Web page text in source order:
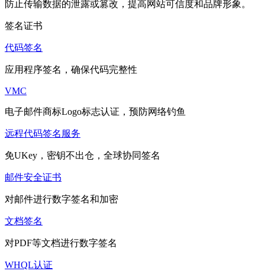
防止传输数据的泄露或篡改，提高网站可信度和品牌形象。
签名证书
代码签名
应用程序签名，确保代码完整性
VMC
电子邮件商标Logo标志认证，预防网络钓鱼
远程代码签名服务
免UKey，密钥不出仓，全球协同签名
邮件安全证书
对邮件进行数字签名和加密
文档签名
对PDF等文档进行数字签名
WHQL认证